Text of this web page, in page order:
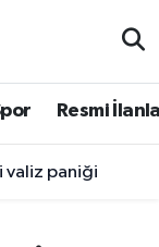
Resmi
valiz paniği